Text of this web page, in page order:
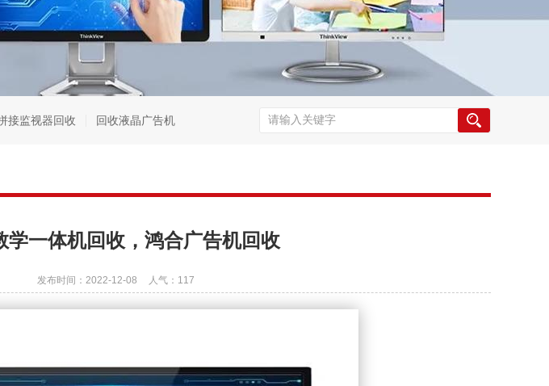
接监视器回收 回收液晶广告机
学一体机回收，鸿合广告机回收
发布时间：2022-12-08 人气： 117